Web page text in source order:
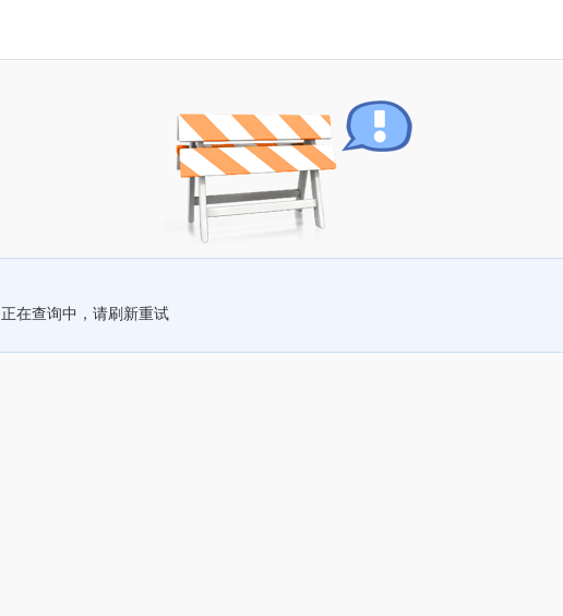
正在查询中，请刷新重试